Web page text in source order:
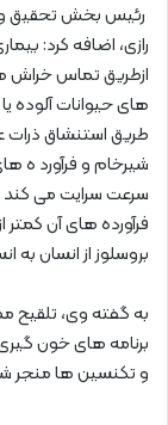
رئیس بخش تحقیق و
رازی، اضافه کرد:
ازطریق تماس خراش
های حیوانات آلوده
طریق استنشاق ذرات
شیرخام و فرآورد ه
سرعت سرایت می کند
فرآورده های آن کمتر
بروسلوز از انسان به
به گفته وی، تلقیح
برنامه های خون
و تکنسین ها منجر